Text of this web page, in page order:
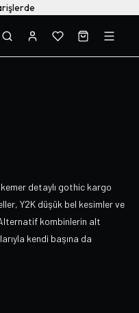
detaylı gothic kargo
Y2K düşük bel kesimler ve
kombinlerin alt
kendi başına da